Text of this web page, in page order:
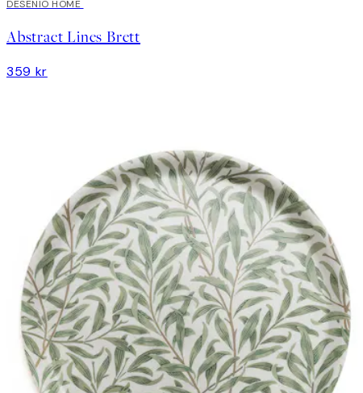
DESENIO HOME
Abstract Lines Brett
359 kr